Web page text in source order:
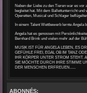
Neben der Liebe zu den Tieren war es vor
begleitet hat. Mit dem Ballettunterricht
Operetten, Musical und Schlager
In einem Talent Wettbewerb lernte Angela
Angela hat es genossen mit
Bernhard Brink und vielen mehr auf der
MUSIK IST FÜR ANGELA LEBEN, ES
GEFÜHLE FREI, EGAL OB IM TANZ
IHR KÖRPER UNTER STROM STEHT.
SIE MÖCHTE DURCH IHRE STIMME
DER MENSCHEN ERFREUEN......
ABONNÉS: